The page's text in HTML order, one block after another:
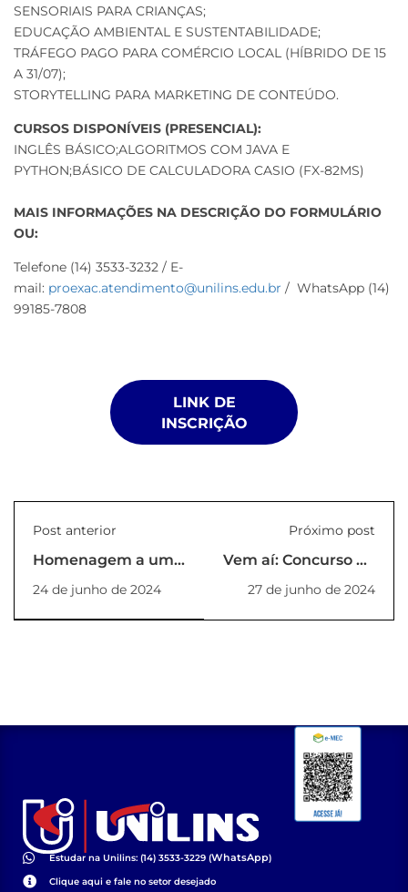
SENSORIAIS PARA CRIANÇAS;
EDUCAÇÃO AMBIENTAL E SUSTENTABILIDADE;
TRÁFEGO PAGO PARA COMÉRCIO LOCAL (HÍBRIDO DE 15
A 31/07);
STORYTELLING PARA MARKETING DE CONTEÚDO.
CURSOS DISPONÍVEIS (PRESENCIAL):
INGLÊS BÁSICO;ALGORITMOS COM JAVA E
PYTHON;BÁSICO DE CALCULADORA CASIO (FX-82MS)
MAIS INFORMAÇÕES NA DESCRIÇÃO DO FORMULÁRIO
OU:
Telefone (14) 3533-3232 / E-
mail: proexac.atendimento@unilins.edu.br / WhatsApp (14)
99185-7808
LINK DE
INSCRIÇÃO
Post anterior
Homenagem a uma
das Pioneiras da
Escola de
Engenharia de Lins
24 de junho de 2024
Próximo post
Vem aí: Concurso de
Fotografias Unilins
27 de junho de 2024
Estudar na Unilins: (14) 3533-3229 (WhatsApp)
Clique aqui e fale no setor desejado